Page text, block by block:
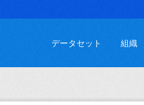
データセット 組織